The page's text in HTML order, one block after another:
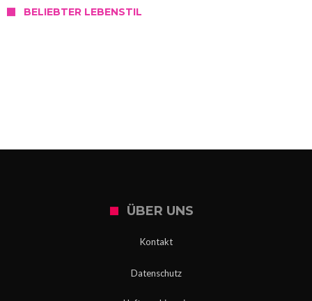
BELIEBTER LEBENSTIL
ÜBER UNS
Kontakt
Datenschutz